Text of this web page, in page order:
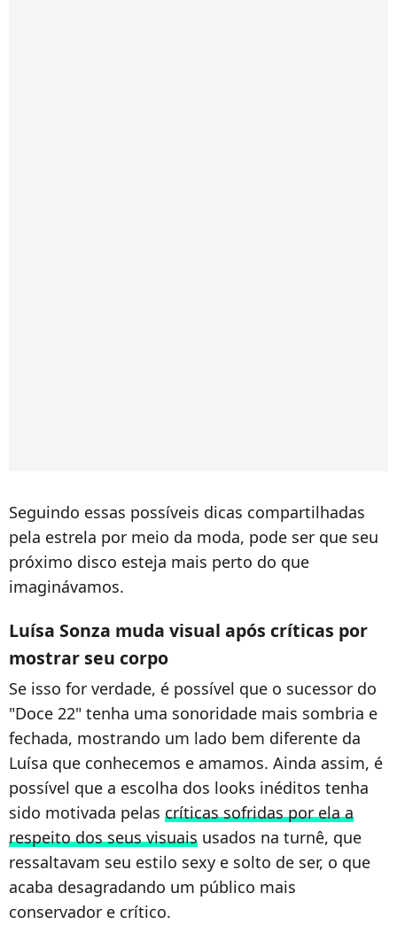
Seguindo essas possíveis dicas compartilhadas
pela estrela por meio da moda, pode ser que seu
próximo disco esteja mais perto do que
imaginávamos.
Luísa Sonza muda visual após críticas por
mostrar seu corpo
Se isso for verdade, é possível que o sucessor do
"Doce 22" tenha uma sonoridade mais sombria e
fechada, mostrando um lado bem diferente da
Luísa que conhecemos e amamos. Ainda assim, é
possível que a escolha dos looks inéditos tenha
sido motivada pelas críticas sofridas por ela a
respeito dos seus visuais usados na turnê, que
ressaltavam seu estilo sexy e solto de ser, o que
acaba desagradando um público mais
conservador e crítico.